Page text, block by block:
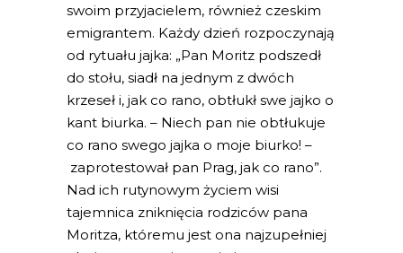
swoim przyjacielem, również czeskim
emigrantem. Każdy dzień rozpoczynają
od rytuału jajka: „Pan Moritz podszedł
do stołu, siadł na jednym z dwóch
krzeseł i, jak co rano, obtłukł swe jajko o
kant biurka. – Niech pan nie obtłukuje
co rano swego jajka o moje biurko! –
zaprotestował pan Prag, jak co rano”.
Nad ich rutynowym życiem wisi
tajemnica zniknięcia rodziców pana
Moritza, któremu jest ona najzupełniej